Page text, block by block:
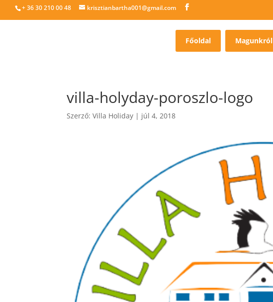
+ 36 30 210 00 48 krisztianbartha001@gmail.com
Főoldal Magunkról
villa-holyday-poroszlo-logo
Szerző:Villa Holiday | júl 4, 2018